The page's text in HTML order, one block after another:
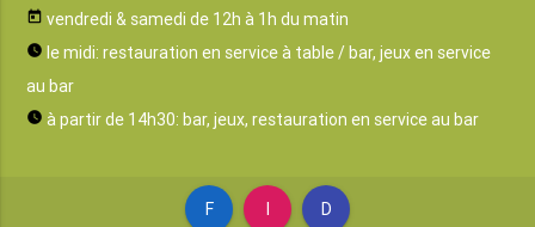
today vendredi & samedi de 12h à 1h du matin
watch_later le midi: restauration en service à table / bar, jeux en service
au bar
watch_later à partir de 14h30: bar, jeux, restauration en service au bar
F I D